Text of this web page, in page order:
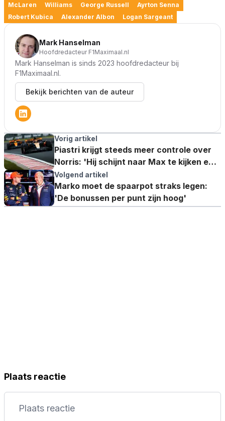
McLaren
Williams George Russell
Ayrton Senna
Robert Kubica
Alexander Albon Logan Sargeant
Mark Hanselman
Hoofdredacteur F1Maximaal.nl
Mark Hanselman is sinds 2023 hoofdredacteur bij
F1Maximaal.nl.
Bekijk berichten van de auteur
Vorig artikel
Piastri krijgt steeds meer controle over
Norris: 'Hij schijnt naar Max te kijken en
daarvan te leren'
Volgend artikel
Marko moet de spaarpot straks legen:
'De bonussen per punt zijn hoog'
Plaats reactie